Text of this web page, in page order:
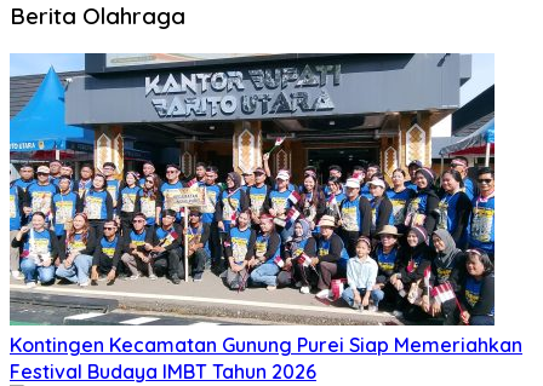
Berita Olahraga
Kontingen Kecamatan Gunung Purei Siap Memeriahkan
Festival Budaya IMBT Tahun 2026